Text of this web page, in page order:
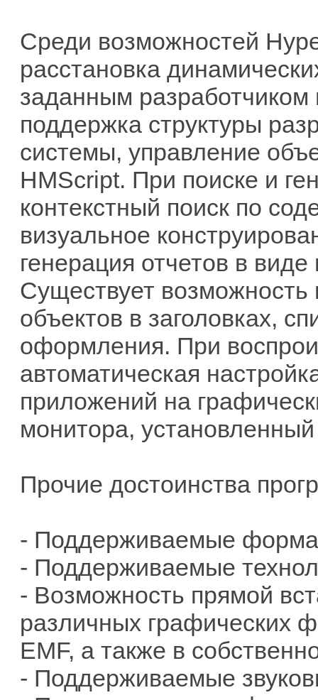
Среди возможностей
расстановка
заданным
поддержка структуры
системы, управление
HMScript. При поиске и
контекстный поиск по
визуальное
генерация отчетов в
Существует возможность
объектов в заголовках,
оформления. При
автоматическая
приложений на
монитора,
Прочие достоинства
- Поддерживаемые
- Поддерживаемые
- Возможность прямой
различных графических
EMF, а также в
- Поддерживаемые